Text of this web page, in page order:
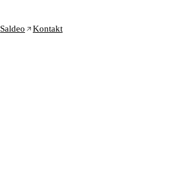
Saldeo Kontakt